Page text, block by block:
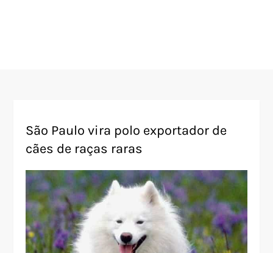
São Paulo vira polo exportador de
cães de raças raras